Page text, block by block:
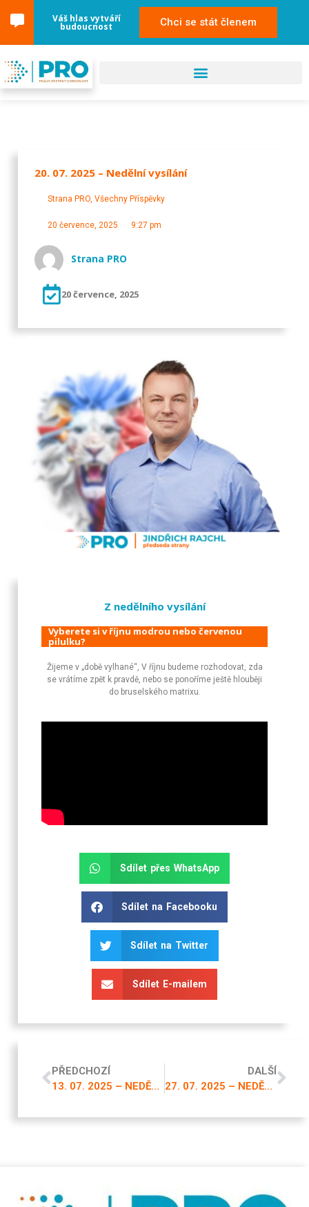
Váš hlas vytváří
budoucnost Chci se stát členem
20. 07. 2025 – Nedělní vysílání
Strana PRO, Všechny Příspěvky
20 července, 2025 9:27 pm
Strana PRO
20 července, 2025
Z nedělního vysílání
Vyberete si v říjnu modrou nebo červenou
pilulku?
Žijeme v „době vylhané“, V říjnu budeme rozhodovat, zda
se vrátíme zpět k pravdě, nebo se ponoříme ještě hlouběji
do bruselského matrixu.
Sdílet přes WhatsApp
Sdílet na Facebooku
Sdílet na Twitter
Sdílet E-mailem
PŘEDCHOZÍ
13. 07. 2025 – NEDĚLNÍ VYSÍLÁNÍ
DALŠÍ
27. 07. 2025 – NEDĚLNÍ VYSÍLÁNÍ